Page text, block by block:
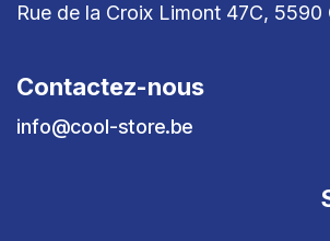
Rue de la Croix Limont 47C, 5590
Contactez-nous
info@cool-store.be